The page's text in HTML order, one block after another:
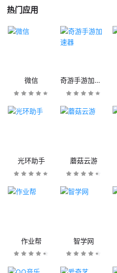
热门应用
微信 奇游手游加速器
光环助手 蘑菇云游
作业帮 智学网